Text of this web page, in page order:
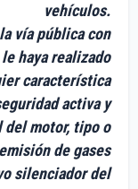
vehículos.
vía pública con
haya realizado
característica
activa y
del motor, tipo o
de gases
silenciador del